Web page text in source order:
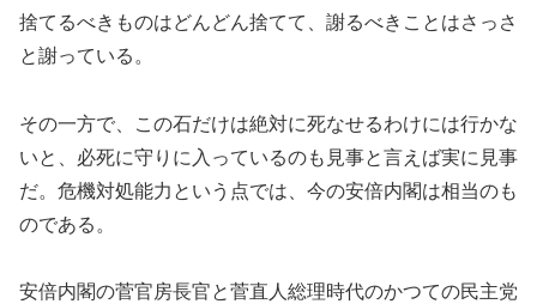
捨てるべきものはどんどん捨てて、謝るべきことはさっさ
と謝っている。
その一方で、この石だけは絶対に死なせるわけには行かな
いと、必死に守りに入っているのも見事と言えば実に見事
だ。危機対処能力という点では、今の安倍内閣は相当のも
のである。
安倍内閣の菅官房長官と菅直人総理時代のかつての民主党